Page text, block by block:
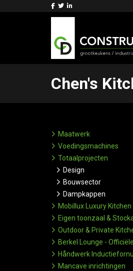
Chen's
Maatwerk
Voedingsmachines
Totaalprojecten
Design
Bouwsector
Dampkappen
Mobillux Luxury Kitchen
Eigen toonzaal &
Outdoor & Private
Berkel Lounge -
Håndwerk
Mancave inrichtingen